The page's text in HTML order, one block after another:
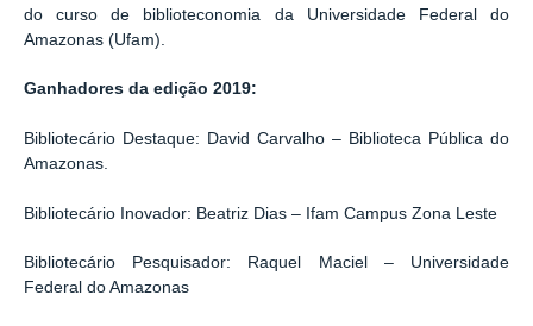
do curso de biblioteconomia da Universidade Federal do
Amazonas (Ufam).
Ganhadores da edição 2019:
Bibliotecário Destaque: David Carvalho – Biblioteca Pública do
Amazonas.
Bibliotecário Inovador: Beatriz Dias – Ifam Campus Zona Leste
Bibliotecário Pesquisador: Raquel Maciel – Universidade
Federal do Amazonas